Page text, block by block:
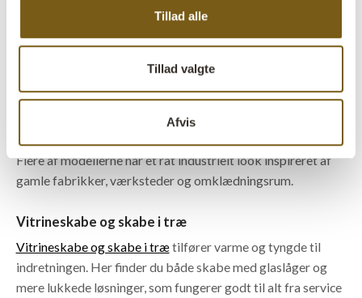
Tillad alle
Tillad valgte
Afvis
derimod muligt at gemme de ting væk, du ikke synes
behøver at vises frem.
Metalskabe og vintage lockers
Metalskabe og vintage lockersgiver masser af karakter til
indretningen og fungerer godt til opbevaring af alt fra
kontorartikler og service til varer og personlige ejendele.
Flere af modellerne har et råt industrielt look inspireret af
gamle fabrikker, værksteder og omklædningsrum.
Vitrineskabe og skabe i træ
Vitrineskabe og skabe i trætilfører varme og tyngde til
indretningen. Her finder du både skabe med glaslåger og
mere lukkede løsninger, som fungerer godt til alt fra service